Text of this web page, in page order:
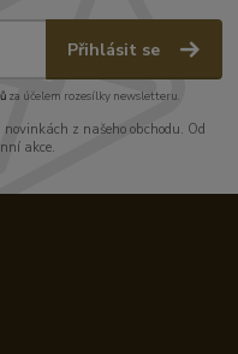
Přihlásit se
za účelem rozesílky newsletteru.
z našeho obchodu. Od
akce.